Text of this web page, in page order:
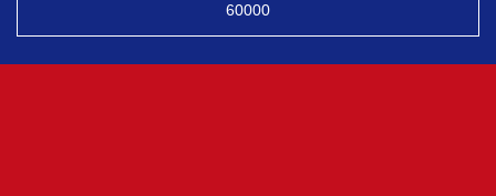
60000